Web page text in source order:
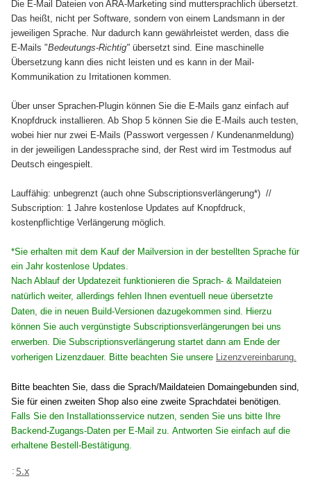
Die E-Mail Dateien von ARA-Marketing sind muttersprachlich übersetzt.
Das heißt, nicht per Software, sondern von einem Landsmann in der
jeweiligen Sprache. Nur dadurch kann gewährleistet werden, dass die
E-Mails "Bedeutungs-Richtig" übersetzt sind. Eine maschinelle
Übersetzung kann dies nicht leisten und es kann in der Mail-
Kommunikation zu Irritationen kommen.
Über unser Sprachen-Plugin können Sie die E-Mails ganz einfach auf
Knopfdruck installieren. Ab Shop 5 können Sie die E-Mails auch testen,
wobei hier nur zwei E-Mails (Passwort vergessen / Kundenanmeldung)
in der jeweiligen Landessprache sind, der Rest wird im Testmodus auf
Deutsch eingespielt.
Lauffähig: unbegrenzt (auch ohne Subscriptionsverlängerung*) //
Subscription: 1 Jahre kostenlose Updates auf Knopfdruck,
kostenpflichtige Verlängerung möglich.
*Sie erhalten mit dem Kauf der Mailversion in der bestellten Sprache für
ein Jahr kostenlose Updates.
Nach Ablauf der Updatezeit funktionieren die Sprach- & Maildateien
natürlich weiter, allerdings fehlen Ihnen eventuell neue übersetzte
Daten, die in neuen Build-Versionen dazugekommen sind. Hierzu
können Sie auch vergünstigte Subscriptionsverlängerungen bei uns
erwerben. Die Subscriptionsverlängerung startet dann am Ende der
vorherigen Lizenzdauer. Bitte beachten Sie unsere Lizenzvereinbarung.
Bitte beachten Sie, dass die Sprach/Maildateien Domaingebunden sind,
Sie für einen zweiten Shop also eine zweite Sprachdatei benötigen.
Falls Sie den Installationsservice nutzen, senden Sie uns bitte Ihre
Backend-Zugangs-Daten per E-Mail zu. Antworten Sie einfach auf die
erhaltene Bestell-Bestätigung.
: 5.x